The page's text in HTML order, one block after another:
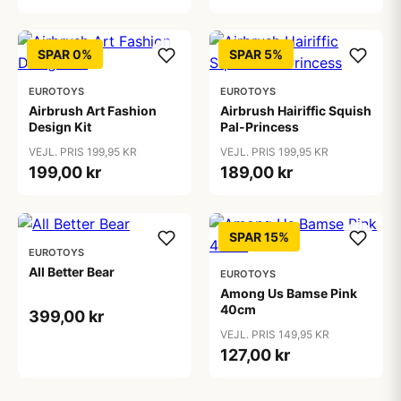
SPAR 0%
EUROTOYS
Airbrush Art Fashion
Design Kit
VEJL. PRIS 199,95 KR
199,00 kr
SPAR 5%
EUROTOYS
Airbrush Hairiffic Squish
Pal-Princess
VEJL. PRIS 199,95 KR
189,00 kr
EUROTOYS
All Better Bear
399,00 kr
SPAR 15%
EUROTOYS
Among Us Bamse Pink
40cm
VEJL. PRIS 149,95 KR
127,00 kr